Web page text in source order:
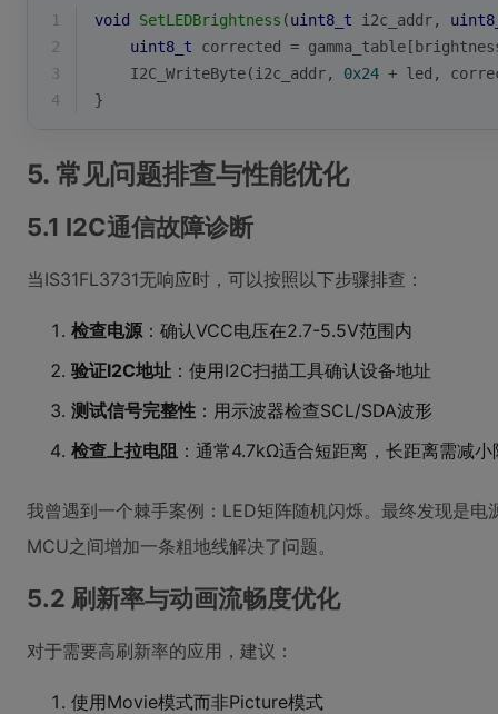
1 void SetLEDBrightness (uint8_t i2c_addr,
2
uint8_t corrected =
3
    I2C_WriteByte(i2c_addr,
0x24 + led,
4
}
5. 常见问题排查与性能优化
5.1 I2C通信故障诊断
当IS31FL3731无响应时，可以按照以下步骤排查：
检查电源：确认VCC电压在2.7-5.5V范围内
验证I2C地址 ：使用I2C扫描工具确认设备地址
测试信号完整性 ：用示波器检查SCL/SDA波形
检查上拉电阻 ：通常4.7kΩ适合短距离，长距离需减小
我曾遇到一个棘手案例：LED矩阵随机闪烁。最终发现是
MCU之间增加一条粗地线解决了问题。
5.2 刷新率与动画流畅度优化
对于需要高刷新率的应用，建议：
使用Movie模式而非Picture模式